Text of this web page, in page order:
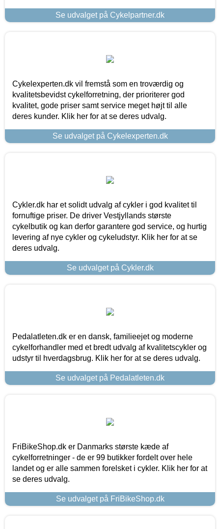
Se udvalget på Cykelpartner.dk
Cykelexperten.dk vil fremstå som en troværdig og
kvalitetsbevidst cykelforretning, der prioriterer god
kvalitet, gode priser samt service meget højt til alle
deres kunder. Klik her for at se deres udvalg.
Se udvalget på Cykelexperten.dk
Cykler.dk har et solidt udvalg af cykler i god kvalitet til
fornuftige priser. De driver Vestjyllands største
cykelbutik og kan derfor garantere god service, og hurtig
levering af nye cykler og cykeludstyr. Klik her for at se
deres udvalg.
Se udvalget på Cykler.dk
Pedalatleten.dk er en dansk, familieejet og moderne
cykelforhandler med et bredt udvalg af kvalitetscykler og
udstyr til hverdagsbrug. Klik her for at se deres udvalg.
Se udvalget på Pedalatleten.dk
FriBikeShop.dk er Danmarks største kæde af
cykelforretninger - de er 99 butikker fordelt over hele
landet og er alle sammen forelsket i cykler. Klik her for at
se deres udvalg.
Se udvalget på FriBikeShop.dk